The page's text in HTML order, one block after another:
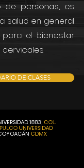
personas, es
salud en general
el bienestar
DE CLASES
1883, COL.
UNIVERSIDAD
CDMX